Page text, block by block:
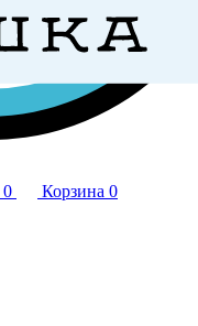
0 Корзина 0